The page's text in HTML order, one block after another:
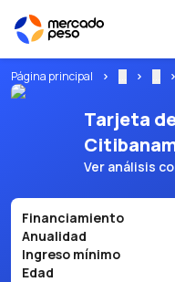
Página principal
Tarjeta
Ver análisis
Financiamiento
Anualidad
Ingreso mínimo
Edad